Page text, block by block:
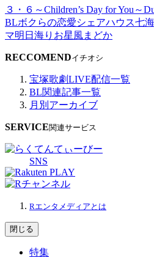
３・６～Children’s Day for You～
BLボクらの恋愛シェアハウス七
マ明日海りお星風まどか
RECCOMENDイチオシ
宝塚歌劇LIVE配信一覧
BL関連記事一覧
月別アーカイブ
SERVICE関連サービス
SNS
Rエンタメディアとは
閉じる
特集